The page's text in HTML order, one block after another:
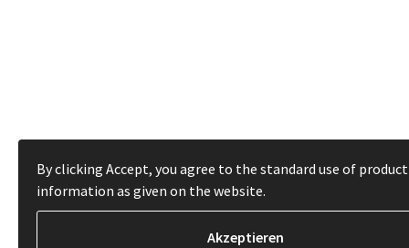
By clicking Accept, you agree to the standard use of product
information as given on the website.